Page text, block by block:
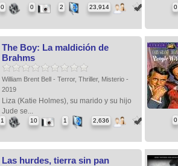
0 0 2 23,914 0
The Boy: La maldición de
Brahms
William Brent Bell - Terror, Thriller, Misterio -
2019
Liza (Katie Holmes), su marido y su hijo
Jude se...
1 10 1 2,636 0
Las hurdes, tierra sin pan